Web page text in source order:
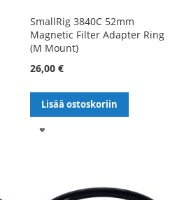
SmallRig 3840C 52mm
Magnetic Filter Adapter Ring
(M Mount)
26,00 €
Lisää ostoskoriin